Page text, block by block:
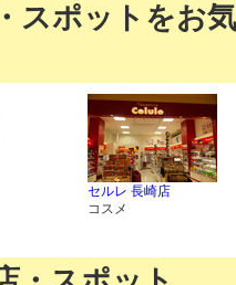
スポットをお
セルレ 長崎店
コスメ